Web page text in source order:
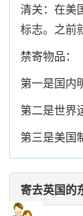
清关：在美
标志。之前
禁寄物品：
第一是国内
第二是世界
第三是美国
寄去英国的